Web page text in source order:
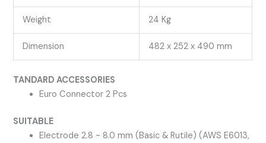
Weight 24 Kg
Dimension 482 x 252 x 490 mm
TANDARD ACCESSORIES
Euro Connector 2 Pcs
SUITABLE
Electrode 2.8 ~ 8.0 mm (Basic & Rutile) (AWS E6013,